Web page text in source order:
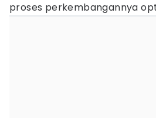
proses perkembangannya